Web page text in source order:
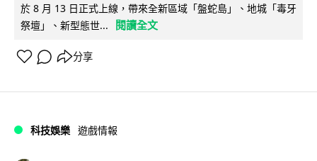
於 8 月 13 日正式上線，帶來全新區域「盤蛇島」、地城「毒牙
祭壇」、新型態世...
閱讀全文
分享
科技娛樂 遊戲情報